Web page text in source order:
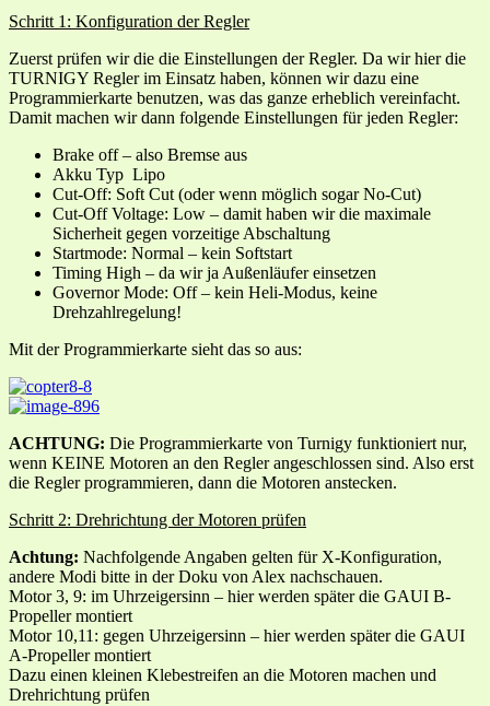
Schritt 1: Konfiguration der Regler
Zuerst prüfen wir die die Einstellungen der Regler. Da wir hier die
TURNIGY Regler im Einsatz haben, können wir dazu eine
Programmierkarte benutzen, was das ganze erheblich vereinfacht.
Damit machen wir dann folgende Einstellungen für jeden Regler:
Brake off – also Bremse aus
Akku Typ Lipo
Cut-Off: Soft Cut (oder wenn möglich sogar No-Cut)
Cut-Off Voltage: Low – damit haben wir die maximale
Sicherheit gegen vorzeitige Abschaltung
Startmode: Normal – kein Softstart
Timing High – da wir ja Außenläufer einsetzen
Governor Mode: Off – kein Heli-Modus, keine
Drehzahlregelung!
Mit der Programmierkarte sieht das so aus:
ACHTUNG: Die Programmierkarte von Turnigy funktioniert nur,
wenn KEINE Motoren an den Regler angeschlossen sind. Also erst
die Regler programmieren, dann die Motoren anstecken.
Schritt 2: Drehrichtung der Motoren prüfen
Achtung: Nachfolgende Angaben gelten für X-Konfiguration,
andere Modi bitte in der Doku von Alex nachschauen.
Motor 3, 9: im Uhrzeigersinn – hier werden später die GAUI B-
Propeller montiert
Motor 10,11: gegen Uhrzeigersinn – hier werden später die GAUI
A-Propeller montiert
Dazu einen kleinen Klebestreifen an die Motoren machen und
Drehrichtung prüfen